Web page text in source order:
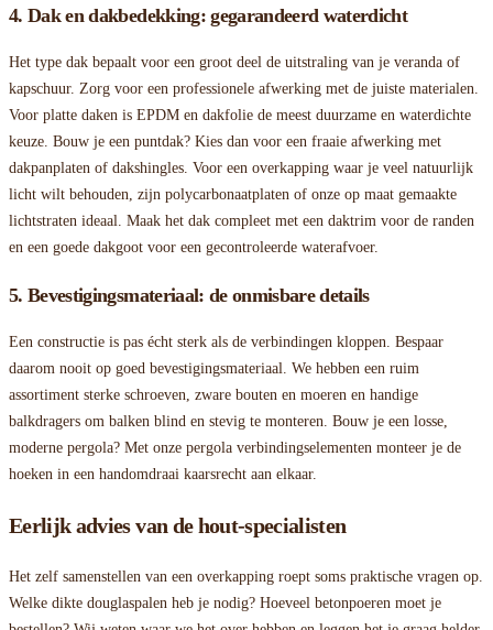
4. Dak en dakbedekking: gegarandeerd waterdicht
Het type dak bepaalt voor een groot deel de uitstraling van je veranda of
kapschuur. Zorg voor een professionele afwerking met de juiste materialen.
Voor platte daken is EPDM en dakfolie de meest duurzame en waterdichte
keuze. Bouw je een puntdak? Kies dan voor een fraaie afwerking met
dakpanplaten of dakshingles. Voor een overkapping waar je veel natuurlijk
licht wilt behouden, zijn polycarbonaatplaten of onze op maat gemaakte
lichtstraten ideaal. Maak het dak compleet met een daktrim voor de randen
en een goede dakgoot voor een gecontroleerde waterafvoer.
5. Bevestigingsmateriaal: de onmisbare details
Een constructie is pas écht sterk als de verbindingen kloppen. Bespaar
daarom nooit op goed bevestigingsmateriaal. We hebben een ruim
assortiment sterke schroeven, zware bouten en moeren en handige
balkdragers om balken blind en stevig te monteren. Bouw je een losse,
moderne pergola? Met onze pergola verbindingselementen monteer je de
hoeken in een handomdraai kaarsrecht aan elkaar.
Eerlijk advies van de hout-specialisten
Het zelf samenstellen van een overkapping roept soms praktische vragen op.
Welke dikte douglaspalen heb je nodig? Hoeveel betonpoeren moet je